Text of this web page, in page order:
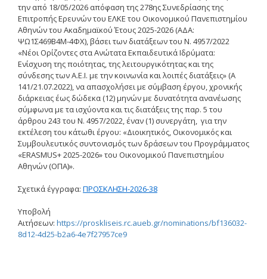
Οδηγίες (ιστορικό αρχείο)
Έντυπα
Ανακοινώσεις
Προσκλήσεις
Προσκλήσεις
Ενδιαφέροντος
Ανακοίνωση
Αποτελεσμάτων
Ενδιαφέροντος
Διαγωνισμοί
την από 18/05/2026 απόφαση της 278ης Συνεδρίασης της
Επιτροπής Ερευνών του ΕΛΚΕ του Οικονομικού Πανεπιστημίου
Αθηνών του Ακαδημαϊκού Έτους 2025-2026 (ΑΔΑ:
ΨΩ1Σ469Β4Μ-4ΦΧ), βάσει των διατάξεων του Ν. 4957/2022
«Νέοι Ορίζοντες στα Ανώτατα Εκπαιδευτικά Ιδρύματα:
Ενίσχυση της ποιότητας, της λειτουργικότητας και της
σύνδεσης των Α.Ε.Ι. με την κοινωνία και λοιπές διατάξεις» (Α
141/21.07.2022), να απασχολήσει με σύμβαση έργου, χρονικής
διάρκειας έως δώδεκα (12) μηνών με δυνατότητα ανανέωσης
σύμφωνα με τα ισχύοντα και τις διατάξεις της παρ. 5 του
άρθρου 243 του Ν. 4957/2022, έναν (1) συνεργάτη, για την
εκτέλεση του κάτωθι έργου: «Διοικητικός, Οικονομικός και
Συμβουλευτικός συντονισμός των δράσεων του Προγράμματος
«ERASMUS+ 2025-2026» του Οικονομικού Πανεπιστημίου
Αθηνών (ΟΠΑ)».
Σχετικά έγγραφα: ΠΡΟΣΚΛΗΣΗ-2026-38
Υποβολή
Αιτήσεων: https://proskliseis.rc.aueb.gr/nominations/bf136032-
8d12-4d25-b2a6-4e7f27957ce9